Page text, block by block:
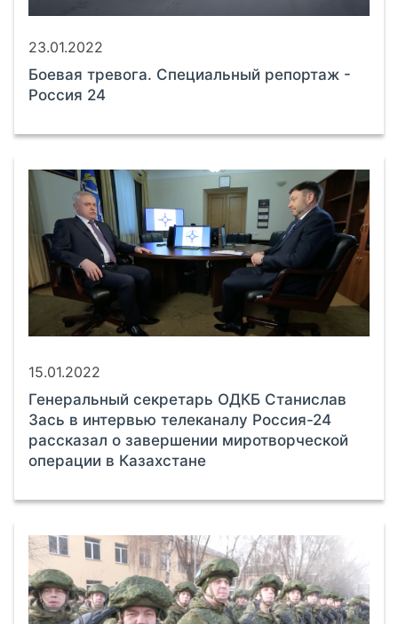
23.01.2022
Боевая тревога. Специальный репортаж -
Россия 24
15.01.2022
Генеральный секретарь ОДКБ Станислав
Зась в интервью телеканалу Россия-24
рассказал о завершении миротворческой
операции в Казахстане